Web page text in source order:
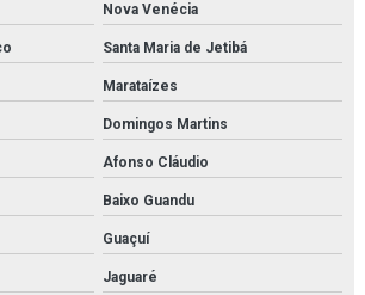
calor
industrial
preço
Nova Venécia
Santa Maria de Jetibá
Marataízes
Domingos Martins
Afonso Cláudio
Baixo Guandu
Guaçuí
Jaguaré